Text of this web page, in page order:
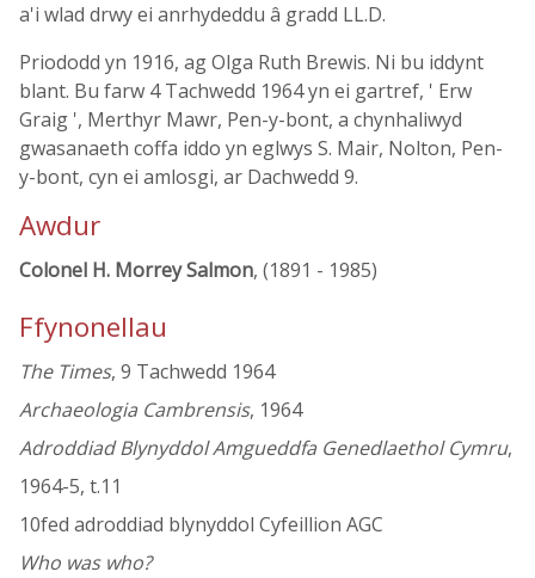
a'i wlad drwy ei anrhydeddu â gradd LL.D.
Priododd yn 1916, ag Olga Ruth Brewis. Ni bu iddynt
blant. Bu farw 4 Tachwedd 1964 yn ei gartref, ' Erw
Graig ', Merthyr Mawr, Pen-y-bont, a chynhaliwyd
gwasanaeth coffa iddo yn eglwys S. Mair, Nolton, Pen-
y-bont, cyn ei amlosgi, ar Dachwedd 9.
Awdur
Colonel H. Morrey Salmon, (1891 - 1985)
Ffynonellau
The Times, 9 Tachwedd 1964
Archaeologia Cambrensis, 1964
Adroddiad Blynyddol Amgueddfa Genedlaethol Cymru,
1964-5, t.11
10fed adroddiad blynyddol Cyfeillion AGC
Who was who?